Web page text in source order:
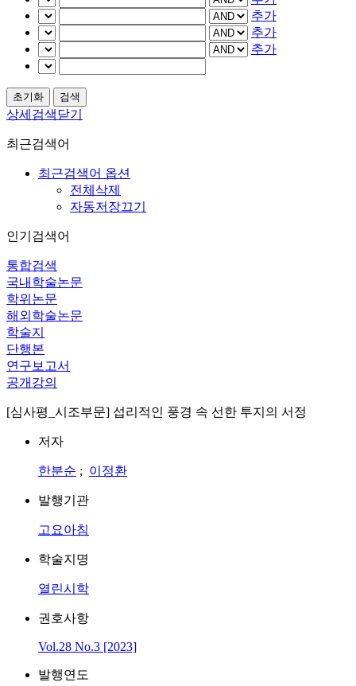
추가
추가
추가
상세검색닫기
최근검색어
최근검색어 옵션
전체삭제
자동저장끄기
인기검색어
통합검색
국내학술논문
학위논문
해외학술논문
학술지
단행본
연구보고서
공개강의
[심사평_시조부문] 섭리적인 풍경 속 선한 투지의 서정
저자
한분순 ; 이정환
발행기관
고요아침
학술지명
열린시학
권호사항
Vol.28 No.3 [2023]
발행연도